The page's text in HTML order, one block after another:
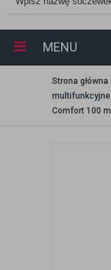
MENU
Strona główna
Comfort 100 ml